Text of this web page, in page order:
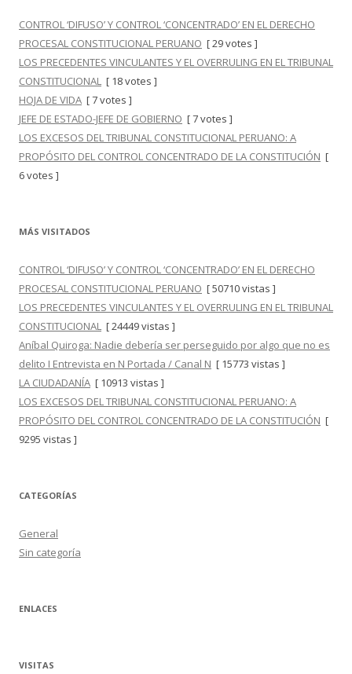
CONTROL ‘DIFUSO’ Y CONTROL ‘CONCENTRADO’ EN EL DERECHO
PROCESAL CONSTITUCIONAL PERUANO [ 29 votes ]
LOS PRECEDENTES VINCULANTES Y EL OVERRULING EN EL TRIBUNAL
CONSTITUCIONAL [ 18 votes ]
HOJA DE VIDA [ 7 votes ]
JEFE DE ESTADO-JEFE DE GOBIERNO [ 7 votes ]
LOS EXCESOS DEL TRIBUNAL CONSTITUCIONAL PERUANO: A
PROPÓSITO DEL CONTROL CONCENTRADO DE LA CONSTITUCIÓN [
6 votes ]
MÁS VISITADOS
CONTROL ‘DIFUSO’ Y CONTROL ‘CONCENTRADO’ EN EL DERECHO
PROCESAL CONSTITUCIONAL PERUANO [ 50710 vistas ]
LOS PRECEDENTES VINCULANTES Y EL OVERRULING EN EL TRIBUNAL
CONSTITUCIONAL [ 24449 vistas ]
Aníbal Quiroga: Nadie debería ser perseguido por algo que no es
delito I Entrevista en N Portada / Canal N [ 15773 vistas ]
LA CIUDADANÍA [ 10913 vistas ]
LOS EXCESOS DEL TRIBUNAL CONSTITUCIONAL PERUANO: A
PROPÓSITO DEL CONTROL CONCENTRADO DE LA CONSTITUCIÓN [
9295 vistas ]
CATEGORÍAS
General
Sin categoría
ENLACES
VISITAS